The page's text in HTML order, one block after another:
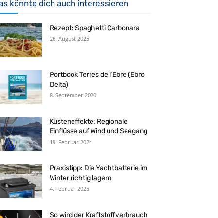
könnte dich auch interessieren
Rezept: Spaghetti Carbonara
26. August 2025
Portbook Terres de l‘Ebre (Ebro
Delta)
8. September 2020
Küsteneffekte: Regionale
Einflüsse auf Wind und Seegang
19. Februar 2024
Praxistipp: Die Yachtbatterie im
Winter richtig lagern
4. Februar 2025
So wird der Kraftstoffverbrauch